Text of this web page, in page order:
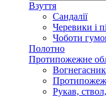
Взуття
Сандалії
Черевики і
Чоботи
Полотно
Протипожежне
Рукав,